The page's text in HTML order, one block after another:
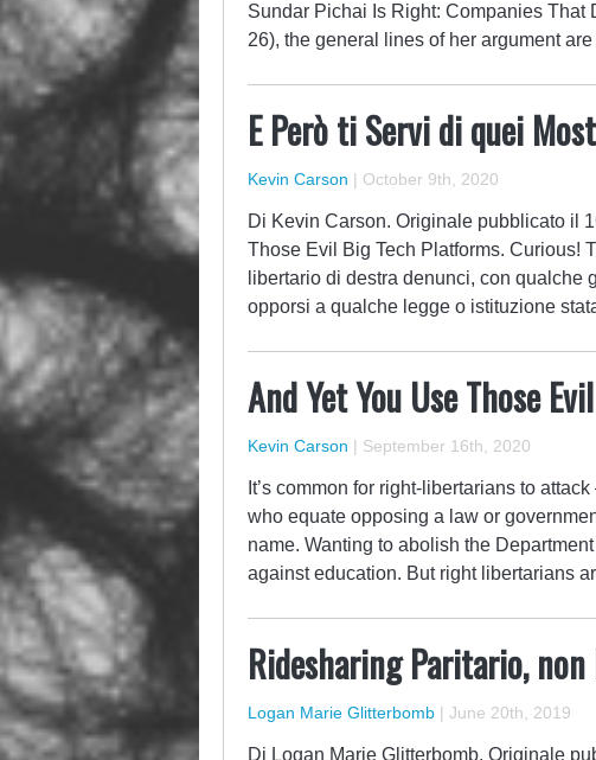
Sundar Pichai Is Right: Companies That
26), the general lines of her argument
E Però ti Servi di quei
Kevin Carson | October 9th, 2020
Di Kevin Carson. Originale pubblicato il
Those Evil Big Tech Platforms. Curious!
libertario di destra denunci, con
opporsi a qualche legge o istituzione
And Yet You Use Those
Kevin Carson | September 16th, 2020
It’s common for right-libertarians to
who equate opposing a law or
name. Wanting to abolish the
against education. But right libertarians
Ridesharing Paritario,
Logan Marie Glitterbomb | June 20th, 2019
Di Logan Marie Glitterbomb. Originale